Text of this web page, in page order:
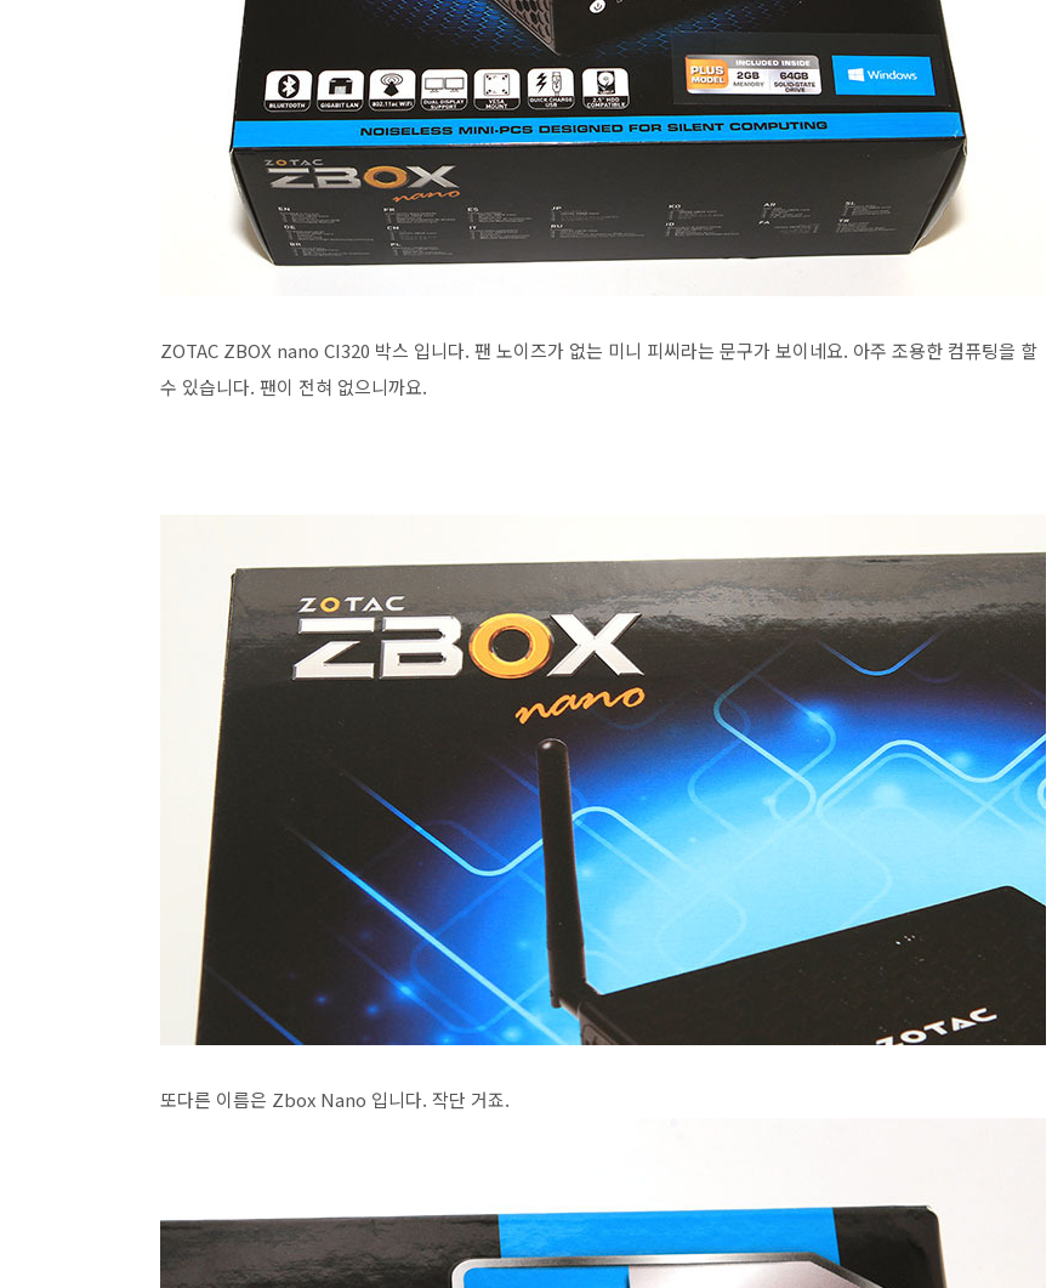
ZOTAC ZBOX nano CI320 박스 입니다. 팬 노이즈가 없는 미니 피씨라는 문구가 보이네요. 아주 조용한 컴퓨팅을 할
수 있습니다. 팬이 전혀 없으니까요.
또다른 이름은 Zbox Nano 입니다. 작단 거죠.